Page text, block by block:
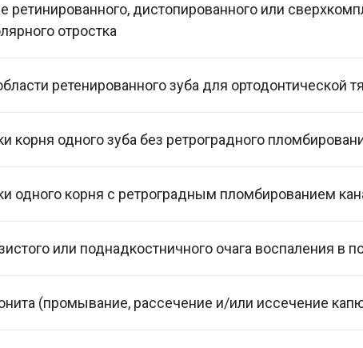
ретинированного, дистопированного или
отростка
ретенированного зуба для ортодонтической
корня одного зуба без ретроградного
одного корня с ретроградным пломбированием
или поднадкостничного очага воспаления в
(промывание, рассечение и/или иссечение